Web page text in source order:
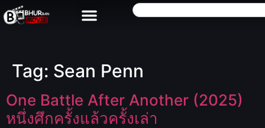
Tag: Sean Penn
One Battle After Another (2025)
หนึ่งศึกครั้งแล้วครั้งเล่า